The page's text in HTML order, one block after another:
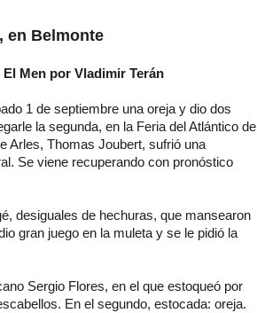
en Belmonte
Men por Vladimir Terán
1 de septiembre una oreja y dio dos
la segunda, en la Feria del Atlántico de
Arles, Thomas Joubert, sufrió una
Se viene recuperando con pronóstico
desiguales de hechuras, que mansearon
gran juego en la muleta y se le pidió la
Sergio Flores, en el que estoqueó por
En el segundo, estocada: oreja.